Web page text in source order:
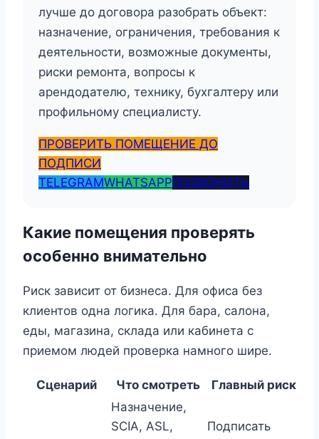
лучше до договора разобрать объект:
назначение, ограничения, требования к
деятельности, возможные документы,
риски ремонта, вопросы к
арендодателю, технику, бухгалтеру или
профильному специалисту.
ПРОВЕРИТЬ ПОМЕЩЕНИЕ ДО
ПОДПИСИ
TELEGRAMWHATSAPPПОЗВОНИТЬ
Какие помещения проверять
особенно внимательно
Риск зависит от бизнеса. Для офиса без
клиентов одна логика. Для бара, салона,
еды, магазина, склада или кабинета с
приемом людей проверка намного шире.
Сценарий Что смотреть
Главный риск
Назначение,
SCIA, ASL,
Подписать